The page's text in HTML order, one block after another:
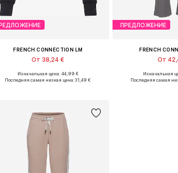
FRENCH CONNECTION LM
От 38,24 €
Доступно множество размеров
Изначальная цена: 44,99 €
Последняя самая низкая цена:31,49 €
ПРЕДЛОЖЕНИЕ
FRENCH
От
Доступные размеры:
Изначальная
Последняя самая